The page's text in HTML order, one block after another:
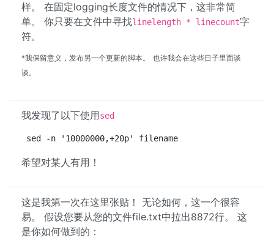
样。 在固定logging长度文件的情况下，这非常简
单。 你只要在文件中寻找linelength * linecount字
符。
*我保留意义，发布另一个更新的脚本。
也许我会在这些日子里面谈
谈。
我发现了以下使用sed
sed -n '10000000,+20p' filename
希望对某人有用！
这是我第一次在这里张贴！ 无论如何，这一个很容
易。 假设您要从您的文件file.txt中拉出8872行。 这
是你如何做到的：